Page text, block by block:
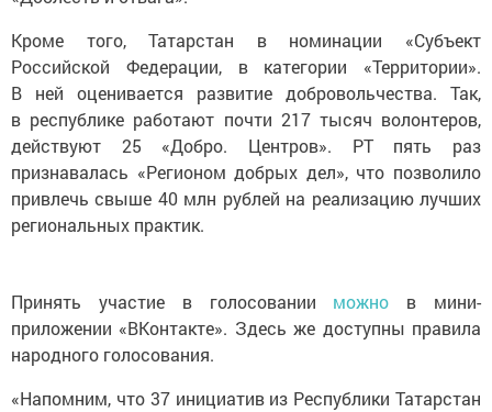
Кроме того, Татарстан в номинации «Субъект
Российской Федерации, в категории «Территории».
В ней оценивается развитие добровольчества. Так,
в республике работают почти 217 тысяч волонтеров,
действуют 25 «Добро. Центров». РТ пять раз
признавалась «Регионом добрых дел», что позволило
привлечь свыше 40 млн рублей на реализацию лучших
региональных практик.
Принять участие в голосовании можно в мини-
приложении «ВКонтакте». Здесь же доступны правила
народного голосования.
«Напомним, что 37 инициатив из Республики Татарстан